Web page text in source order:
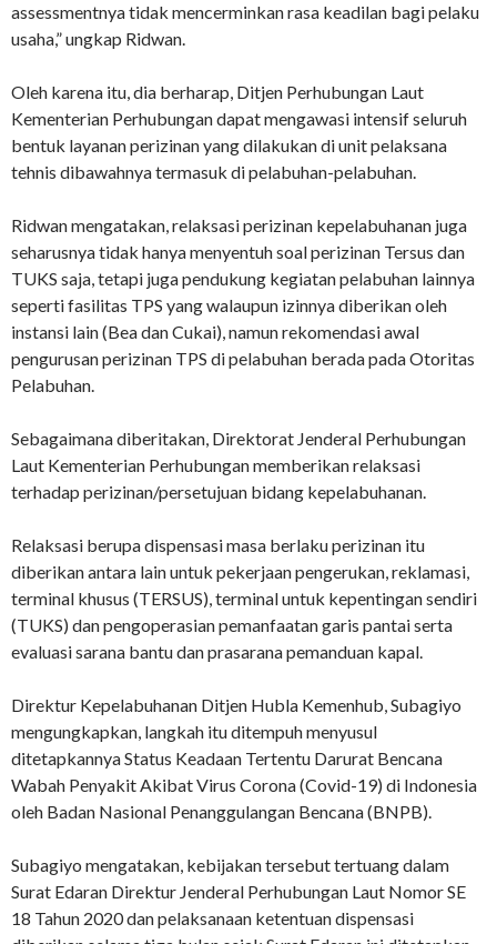
assessmentnya tidak mencerminkan rasa keadilan bagi pelaku
usaha,” ungkap Ridwan.
Oleh karena itu, dia berharap, Ditjen Perhubungan Laut
Kementerian Perhubungan dapat mengawasi intensif seluruh
bentuk layanan perizinan yang dilakukan di unit pelaksana
tehnis dibawahnya termasuk di pelabuhan-pelabuhan.
Ridwan mengatakan, relaksasi perizinan kepelabuhanan juga
seharusnya tidak hanya menyentuh soal perizinan Tersus dan
TUKS saja, tetapi juga pendukung kegiatan pelabuhan lainnya
seperti fasilitas TPS yang walaupun izinnya diberikan oleh
instansi lain (Bea dan Cukai), namun rekomendasi awal
pengurusan perizinan TPS di pelabuhan berada pada Otoritas
Pelabuhan.
Sebagaimana diberitakan, Direktorat Jenderal Perhubungan
Laut Kementerian Perhubungan memberikan relaksasi
terhadap perizinan/persetujuan bidang kepelabuhanan.
Relaksasi berupa dispensasi masa berlaku perizinan itu
diberikan antara lain untuk pekerjaan pengerukan, reklamasi,
terminal khusus (TERSUS), terminal untuk kepentingan sendiri
(TUKS) dan pengoperasian pemanfaatan garis pantai serta
evaluasi sarana bantu dan prasarana pemanduan kapal.
Direktur Kepelabuhanan Ditjen Hubla Kemenhub, Subagiyo
mengungkapkan, langkah itu ditempuh menyusul
ditetapkannya Status Keadaan Tertentu Darurat Bencana
Wabah Penyakit Akibat Virus Corona (Covid-19) di Indonesia
oleh Badan Nasional Penanggulangan Bencana (BNPB).
Subagiyo mengatakan, kebijakan tersebut tertuang dalam
Surat Edaran Direktur Jenderal Perhubungan Laut Nomor SE
18 Tahun 2020 dan pelaksanaan ketentuan dispensasi